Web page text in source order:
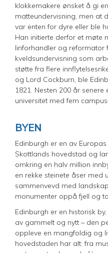
klokkemakere ønsket å gi
matteundervisning, men at
var enten for dyre eller ble
Han initierte derfor et møte
linforhandler og reformator
kveldsundervisning som
støtte fra flere
og Lord Cockburn, ble
1821. Nesten 200 år
universitet med fem
BYEN
Edinburgh er en av
Skottlands hovedstad og
omkring en halv million
en rekke steinete åser
sammenvevd med
monumenter oppå fjell og
Edinburgh er en historisk
av gammelt og nytt – den
oppleve en mangfoldig og
hovedstaden har alt: fra